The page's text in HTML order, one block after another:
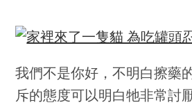
我們不是你好，不明白擦藥
斥的態度可以明白牠非常討